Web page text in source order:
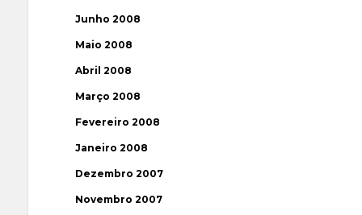
Junho 2008
Maio 2008
Abril 2008
Março 2008
Fevereiro 2008
Janeiro 2008
Dezembro 2007
Novembro 2007